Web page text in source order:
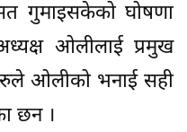
गुमाइसकेको घोषणा
ओलीलाई प्रमुख
ओलीको भनाई सही
छन ।